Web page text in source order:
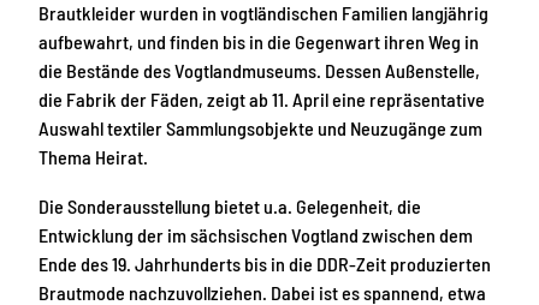
Brautkleider wurden in vogtländischen Familien langjährig
aufbewahrt, und finden bis in die Gegenwart ihren Weg in
die Bestände des Vogtlandmuseums. Dessen Außenstelle,
die Fabrik der Fäden, zeigt ab 11. April eine repräsentative
Auswahl textiler Sammlungsobjekte und Neuzugänge zum
Thema Heirat.
Die Sonderausstellung bietet u.a. Gelegenheit, die
Entwicklung der im sächsischen Vogtland zwischen dem
Ende des 19. Jahrhunderts bis in die DDR-Zeit produzierten
Brautmode nachzuvollziehen. Dabei ist es spannend, etwa